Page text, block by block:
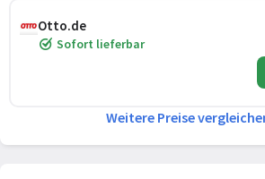
Otto.de
Sofort lieferbar
Weitere Preise